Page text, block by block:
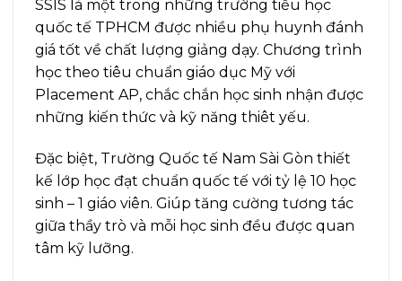
SSIS là một trong những trường tiểu học
quốc tế TPHCM được nhiều phụ huynh đánh
giá tốt về chất lượng giảng dạy. Chương trình
học theo tiêu chuẩn giáo dục Mỹ với
Placement AP, chắc chắn học sinh nhận được
những kiến thức và kỹ năng thiêt yếu.
Đặc biệt, Trường Quốc tế Nam Sài Gòn thiết
kế lớp học đạt chuẩn quốc tế với tỷ lệ 10 học
sinh – 1 giáo viên. Giúp tăng cường tương tác
giữa thầy trò và mỗi học sinh đều được quan
tâm kỹ lưỡng.